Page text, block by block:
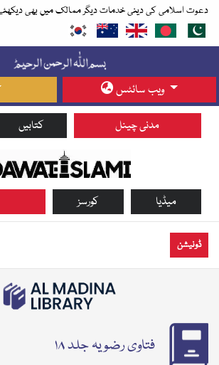
دعوت اسلامی کی دینی خدمات دیگر ممالک میں بھی
ویب سائٹس
کتابیں مدنی چینل
کورسز میڈیا
ڈونیشن
فتاوی رضویہ جلد ۱۸